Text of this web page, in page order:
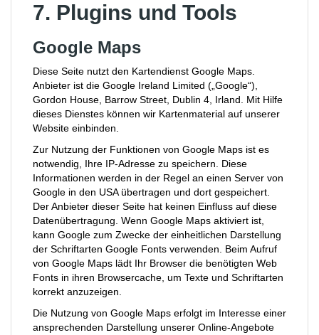
7. Plugins und Tools
Google Maps
Diese Seite nutzt den Kartendienst Google Maps.
Anbieter ist die Google Ireland Limited („Google“),
Gordon House, Barrow Street, Dublin 4, Irland. Mit Hilfe
dieses Dienstes können wir Kartenmaterial auf unserer
Website einbinden.
Zur Nutzung der Funktionen von Google Maps ist es
notwendig, Ihre IP-Adresse zu speichern. Diese
Informationen werden in der Regel an einen Server von
Google in den USA übertragen und dort gespeichert.
Der Anbieter dieser Seite hat keinen Einfluss auf diese
Datenübertragung. Wenn Google Maps aktiviert ist,
kann Google zum Zwecke der einheitlichen Darstellung
der Schriftarten Google Fonts verwenden. Beim Aufruf
von Google Maps lädt Ihr Browser die benötigten Web
Fonts in ihren Browsercache, um Texte und Schriftarten
korrekt anzuzeigen.
Die Nutzung von Google Maps erfolgt im Interesse einer
ansprechenden Darstellung unserer Online-Angebote